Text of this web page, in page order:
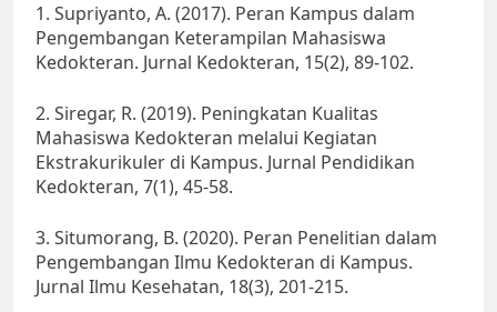
1. Supriyanto, A. (2017). Peran Kampus dalam
Pengembangan Keterampilan Mahasiswa
Kedokteran. Jurnal Kedokteran, 15(2), 89-102.
2. Siregar, R. (2019). Peningkatan Kualitas
Mahasiswa Kedokteran melalui Kegiatan
Ekstrakurikuler di Kampus. Jurnal Pendidikan
Kedokteran, 7(1), 45-58.
3. Situmorang, B. (2020). Peran Penelitian dalam
Pengembangan Ilmu Kedokteran di Kampus.
Jurnal Ilmu Kesehatan, 18(3), 201-215.